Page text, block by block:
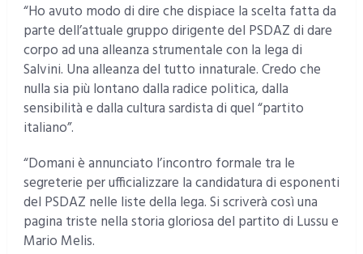
“Ho avuto modo di dire che dispiace la scelta fatta da
parte dell’attuale gruppo dirigente del PSDAZ di dare
corpo ad una alleanza strumentale con la lega di
Salvini. Una alleanza del tutto innaturale. Credo che
nulla sia più lontano dalla radice politica, dalla
sensibilità e dalla cultura sardista di quel “partito
italiano”.
“Domani è annunciato l’incontro formale tra le
segreterie per ufficializzare la candidatura di esponenti
del PSDAZ nelle liste della lega. Si scriverà così una
pagina triste nella storia gloriosa del partito di Lussu e
Mario Melis.